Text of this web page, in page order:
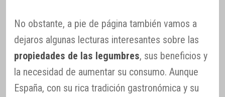
No obstante, a pie de página también vamos a
dejaros algunas lecturas interesantes sobre las
propiedades de las legumbres, sus beneficios y
la necesidad de aumentar su consumo. Aunque
España, con su rica tradición gastronómica y su